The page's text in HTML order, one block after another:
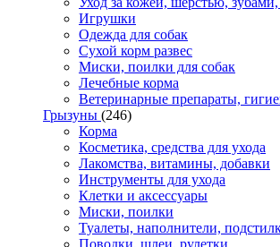
Игрушки
Одежда для собак
Сухой корм развес
Миски, поилки для собак
Лечебные корма
Ветеринарные препараты,
Грызуны (246)
Корма
Косметика, средства для ухода
Лакомства, витамины, добавки
Инструменты для ухода
Клетки и аксессуары
Миски, поилки
Туалеты, наполнители,
Поводки, шлеи, рулетки